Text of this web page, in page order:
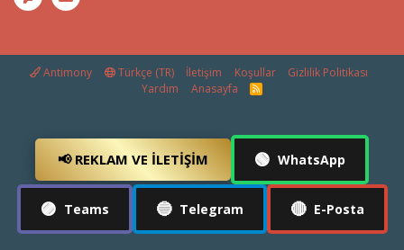
Antimony Türkçe (TR) İletişim Koşullar
Gizlilik Politikası
Yardım
Anasayfa
R
S
📢 REKLAM VE İLETIŞIM 🟢 WhatsApp
🟣 Teams 🔵 Telegram 🔴 E-Posta